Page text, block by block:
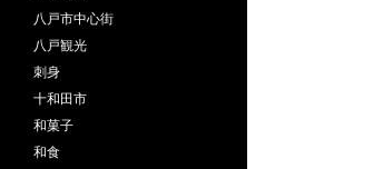
八戸市中心街
八戸観光
刺身
十和田市
和菓子
和食